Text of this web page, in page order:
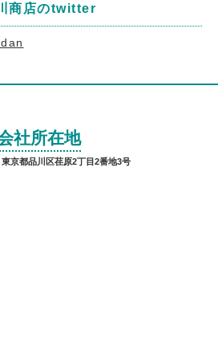
商店のtwitter
社所在地
京都品川区荏原2丁目2番地3号